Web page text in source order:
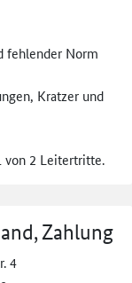
fehlender Norm
Kratzer und
von 2 Leitertritte.
Zahlung
4